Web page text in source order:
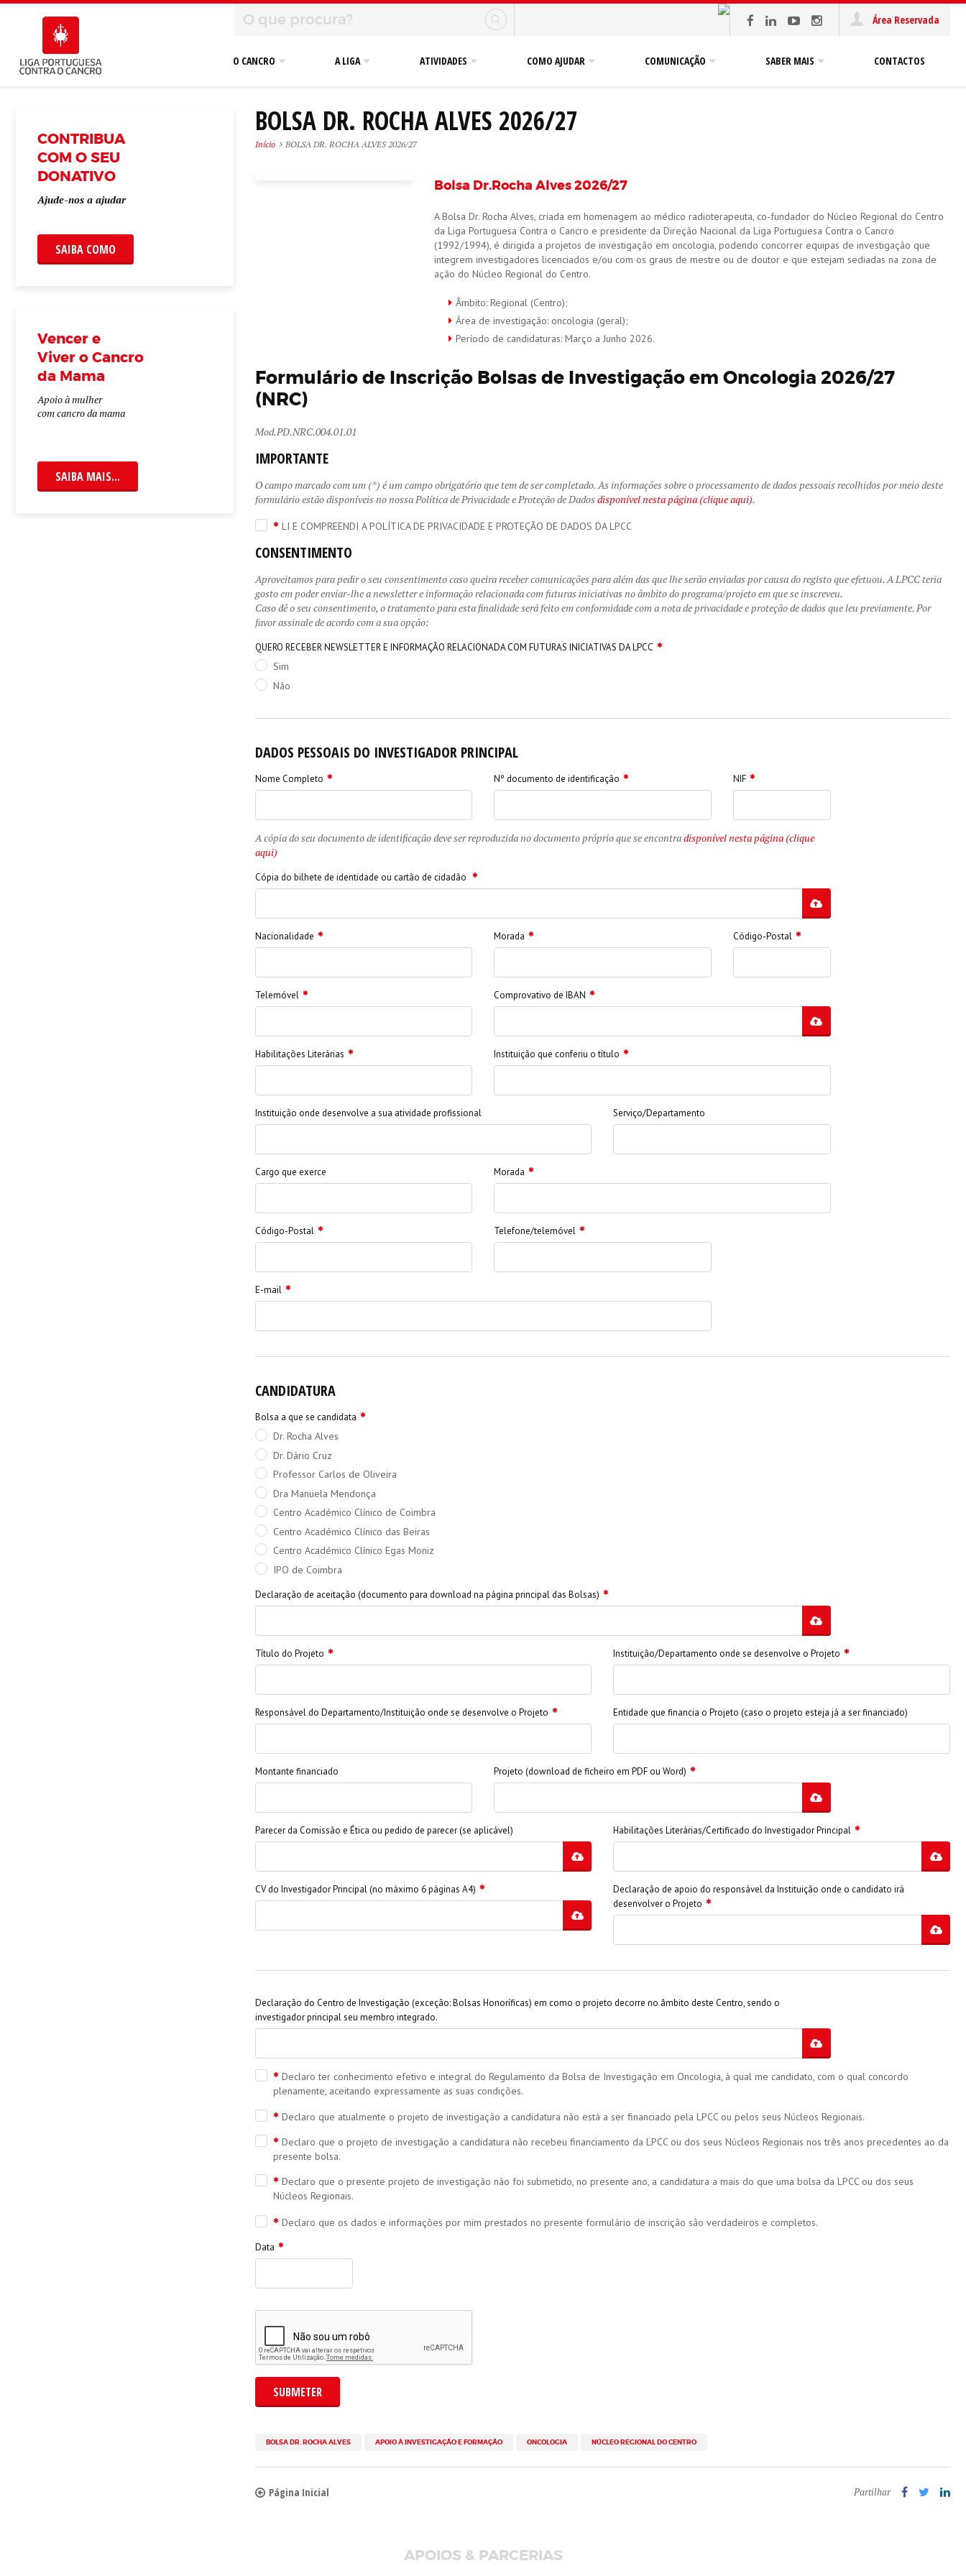
Área Reservada
O CANCRO A LIGA ATIVIDADES COMO AJUDAR COMUNICAÇÃO SABER MAIS CONTACTOS
CONTRIBUA
COM O SEU
DONATIVO
Ajude-nos a ajudar
SAIBA COMO
Vencer e
Viver o Cancro
da Mama
Apoio à mulher
com cancro da mama
SAIBA MAIS...
BOLSA DR. ROCHA ALVES 2026/27
Início BOLSA DR. ROCHA ALVES 2026/27
Bolsa Dr.Rocha Alves2026/27
A Bolsa Dr. Rocha Alves, criada em homenagem ao médico radioterapeuta, co-fundador do Núcleo Regional do Centro
da Liga Portuguesa Contra o Cancro e presidente da Direção Nacional da Liga Portuguesa Contra o Cancro
(1992/1994), é dirigida a projetos de investigação em oncologia, podendo concorrer equipas de investigação que
integrem investigadores licenciados e/ou com os graus de mestre ou de doutor e que estejam sediadas na zona de
ação do Núcleo Regional do Centro.
Âmbito: Regional (Centro);
Área de investigação: oncologia (geral);
Período de candidaturas: Março a Junho 2026.
Formulário de Inscrição Bolsas de Investigação em Oncologia 2026/27
(NRC)
Mod.PD.NRC.004.01.01
IMPORTANTE
O campo marcado com um (*) é um campo obrigatório que tem de ser completado. As informações sobre o processamento de dados pessoais recolhidos por meio deste
formulário estão disponíveis no nossa Política de Privacidade e Proteção de Dadosdisponível nesta página (clique aqui).
LI E COMPREENDI A POLÍTICA DE PRIVACIDADE E PROTEÇÃO DE DADOS DA LPCC
CONSENTIMENTO
Aproveitamos para pedir o seu consentimento caso queira receber comunicações para além das que lhe serão enviadas por causa do registo que efetuou. A LPCC teria
gosto em poder enviar-lhe a newsletter e informação relacionada com futuras iniciativas no âmbito do programa/projeto em que se inscreveu.
Caso dê o seu consentimento, o tratamento para esta finalidade será feito em conformidade com a nota de privacidade e proteção de dados que leu previamente. Por
favor assinale de acordo com a sua opção:
QUERO RECEBER NEWSLETTER E INFORMAÇÃO RELACIONADA COM FUTURAS INICIATIVAS DA LPCC
Sim
Não
DADOS PESSOAIS DO INVESTIGADOR PRINCIPAL
Nome Completo Nº documento de identificação NIF
A cópia do seu documento de identificação deve ser reproduzida no documento próprio que se encontradisponível nesta página (clique
aqui)
Cópia do bilhete de identidade ou cartão de cidadão
Nacionalidade Morada Código-Postal
Telemóvel Comprovativo de IBAN
Habilitações Literárias Instituição que conferiu o título
Instituição onde desenvolve a sua atividade profissional Serviço/Departamento
Cargo que exerce Morada
Código-Postal Telefone/telemóvel
E-mail
CANDIDATURA
Bolsa a que se candidata
Dr. Rocha Alves
Dr. Dário Cruz
Professor Carlos de Oliveira
Dra Manuela Mendonça
Centro Académico Clínico de Coimbra
Centro Académico Clínico das Beiras
Centro Académico Clínico Egas Moniz
IPO de Coimbra
Declaração de aceitação (documento para download na página principal das Bolsas)
Título do Projeto Instituição/Departamento onde se desenvolve o Projeto
Responsável do Departamento/Instituição onde se desenvolve o Projeto Entidade que financia o Projeto (caso o projeto esteja já a ser financiado)
Montante financiado Projeto (download de ficheiro em PDF ou Word)
Parecer da Comissão e Ética ou pedido de parecer (se aplicável) Habilitações Literárias/Certificado do Investigador Principal
CV do Investigador Principal (no máximo 6 páginas A4)
Declaração de apoio do responsável da Instituição onde o candidato irá
desenvolver o Projeto
Declaração do Centro de Investigação (exceção: Bolsas Honoríficas) em como o projeto decorre no âmbito deste Centro, sendo o
investigador principal seu membro integrado.
Declaro ter conhecimento efetivo e integral do Regulamento da Bolsa de Investigação em Oncologia, à qual me candidato, com o qual concordo
plenamente, aceitando expressamente as suas condições.
Declaro que atualmente o projeto de investigação a candidatura não está a ser financiado pela LPCC ou pelos seus Núcleos Regionais.
Declaro que o projeto de investigação a candidatura não recebeu financiamento da LPCC ou dos seus Núcleos Regionais nos três anos precedentes ao da
presente bolsa.
Declaro que o presente projeto de investigação não foi submetido, no presente ano, a candidatura a mais do que uma bolsa da LPCC ou dos seus
Núcleos Regionais.
Declaro que os dados e informações por mim prestados no presente formulário de inscrição são verdadeiros e completos.
Data
SUBMETER
BOLSA DR. ROCHA ALVES APOIO À INVESTIGAÇÃO E FORMAÇÃO ONCOLOGIA NÚCLEO REGIONAL DO CENTRO
Página Inicial Partilhar
APOIOS & PARCERIAS